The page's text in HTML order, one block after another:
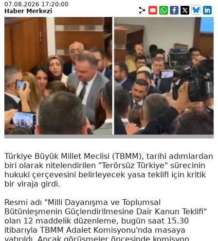
07.08.2026 17:20:00
Haber Merkezi
Türkiye Büyük Millet Meclisi (TBMM), tarihi adımlardan
biri olarak nitelendirilen "Terörsüz Türkiye" sürecinin
hukuki çerçevesini belirleyecek yasa teklifi için kritik
bir viraja girdi.
Resmi adı "Milli Dayanışma ve Toplumsal
Bütünleşmenin Güçlendirilmesine Dair Kanun Teklifi"
olan 12 maddelik düzenleme, bugün saat 15.30
itibarıyla TBMM Adalet Komisyonu'nda masaya
yatırıldı. Ancak görüşmeler öncesinde komisyon